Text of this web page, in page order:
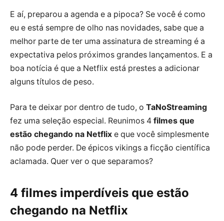
E aí, preparou a agenda e a pipoca? Se você é como
eu e está sempre de olho nas novidades, sabe que a
melhor parte de ter uma assinatura de streaming é a
expectativa pelos próximos grandes lançamentos. E a
boa notícia é que a Netflix está prestes a adicionar
alguns títulos de peso.
Para te deixar por dentro de tudo, o TaNoStreaming
fez uma seleção especial. Reunimos 4 filmes que
estão chegando na Netflix e que você simplesmente
não pode perder. De épicos vikings a ficção científica
aclamada. Quer ver o que separamos?
4 filmes imperdíveis que estão
chegando na Netflix